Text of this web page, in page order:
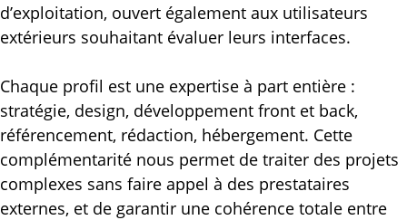
d’exploitation, ouvert également aux utilisateurs
extérieurs souhaitant évaluer leurs interfaces.
Chaque profil est une expertise à part entière :
stratégie, design, développement front et back,
référencement, rédaction, hébergement. Cette
complémentarité nous permet de traiter des projets
complexes sans faire appel à des prestataires
externes, et de garantir une cohérence totale entre